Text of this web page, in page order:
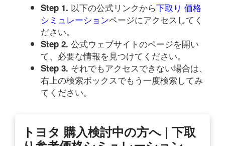
Step 1. 以下の公式リンクから下取り 価格
シミュレーションページにアクセスしてく
ださい。
Step 2. 公式ウェブサイトのページを開い
て、必要な情報を見つけてください。
Step 3. それでもアクセスできない場合は、
右上の検索ボックスでもう一度検索してみ
てください。
トヨタ 購入検討中の方へ | 下取